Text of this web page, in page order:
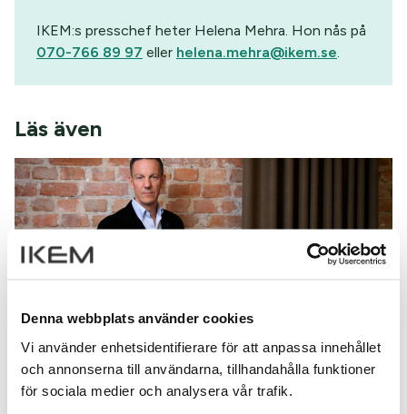
Denna webbplats använder cookies
Vi använder enhetsidentifierare för att anpassa innehållet
och annonserna till användarna, tillhandahålla funktioner
för sociala medier och analysera vår trafik.
IKEM:s presschef heter Helena Mehra. Hon nås på
070-766 89 97 eller helena.mehra@ikem.se.
Läs även
Nästan hälften av kommunerna uppger att
investeringar uteblir när staten inte hänger
med